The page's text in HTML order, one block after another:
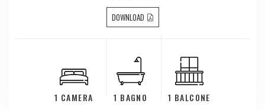
DOWNLOAD
1 CAMERA 1 BAGNO 1 BALCONE